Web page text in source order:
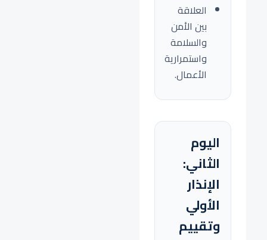
العلاقة
بين الأمن
والسلامة
واستمرارية
الأعمال.
اليوم
الثاني:
الإنذار
الأولي
وتقييم